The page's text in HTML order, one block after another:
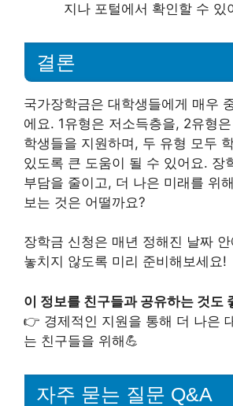
지나 포털에서 확인할 수 있
결론
국가장학금은 대학생들에게 매우
에요. 1유형은 저소득층을, 2유형
학생들을 지원하며, 두 유형 모두
있도록 큰 도움이 될 수 있어요. 장
부담을 줄이고, 더 나은 미래를 위
보는 것은 어떨까요?
장학금 신청은 매년 정해진 날짜
놓치지 않도록 미리 준비해보세요!
이 정보를 친구들과 공유하는 것도
👉 경제적인 지원을 통해 더 나은
는 친구들을 위해💪
자주 묻는 질문 Q&A